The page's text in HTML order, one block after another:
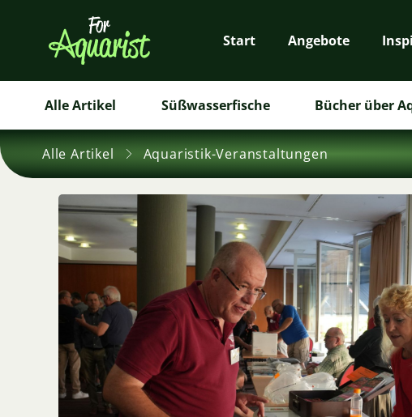
Start Angebote
Alle Artikel Süßwasserfische Bücher über
Alle Artikel Aquaristik-Veranstaltungen